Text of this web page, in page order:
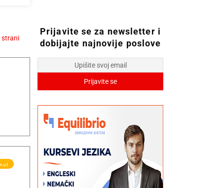
Prijavite se za newsletter i
dobijajte najnovije poslove